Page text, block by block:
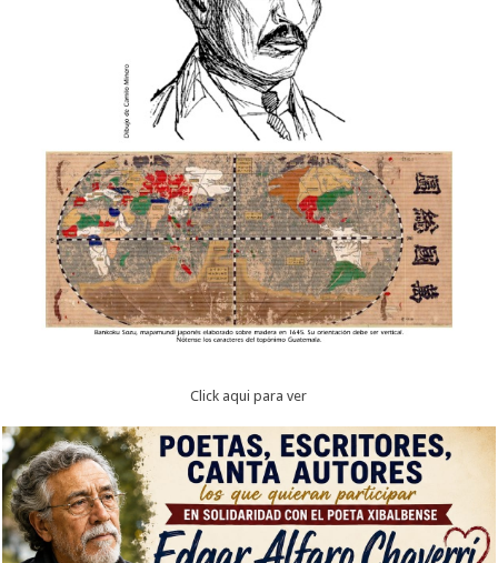
Click aqui para ver